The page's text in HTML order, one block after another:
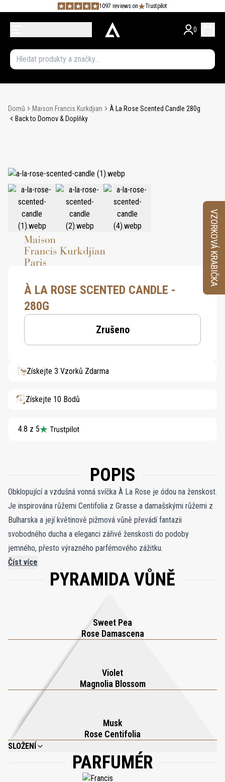
1097 reviews on Trustpilot
0
Domů Maison Francis Kurkdjian
À La Rose Scented Candle 280g
Back to Domov & Doplňky
À LA ROSE SCENTED CANDLE -
280G
Zrušeno
Získejte 3 Vzorků Zdarma
Získejte 10 Bodů
4.8 z 5
POPIS
Obklopující a vzdušná vonná svíčka À La Rose je ódou na ženskost.
Je inspirována růžemi Centifolia z Grasse a damašskými růžemi z
Bulharska a její květinově pižmová vůně převádí fantazii
svobodného ducha a eleganci zářivé ženskosti do podoby
jemného, přesto výrazného parfémového zážitku.
Číst více
PYRAMIDA VŮNĚ
Sweet Pea
Rose Damascena
Violet
Magnolia Blossom
Musk
Rose Centifolia
SLOŽENÍ
TETRAMETHYL ACETYLOCTAHYDRONAPHTHALENES, alpha-ISOMETHYL
IONONE, HYDROXYCITRONELLAL, GERANYL ACETATE, LINALYL ACETATE,
CITRONELLOL, ROSE KETONE-4, EUGENOL, GERANIOL, LINALOOL.
PARFUMÉR
VZORKOVÁ KRABIČKA